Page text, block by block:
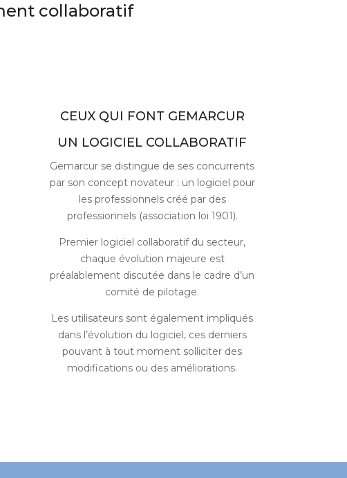
collaboratif
CEUX QUI FONT GEMARCUR
UN LOGICIEL COLLABORATIF
Gemarcur se distingue de ses concurrents
par son concept novateur : un logiciel pour
les professionnels créé par des
professionnels (association loi 1901).
Premier logiciel collaboratif du secteur,
chaque évolution majeure est
préalablement discutée dans le cadre d’un
comité de pilotage.
Les utilisateurs sont également impliqués
dans l’évolution du logiciel, ces derniers
pouvant à tout moment solliciter des
modifications ou des améliorations.